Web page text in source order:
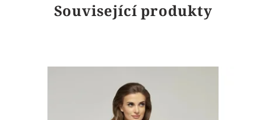
Související produkty